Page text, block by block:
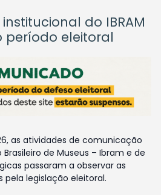
do IBRAM
período eleitoral
as atividades de comunicação
de Museus – Ibram e de
passaram a observar as
legislação eleitoral.